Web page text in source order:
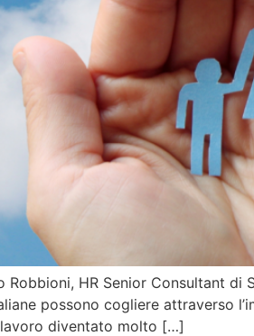
HR Senior Consultant
possono cogliere attraverso
diventato molto […]